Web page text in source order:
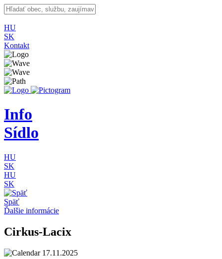
HU
SK
Kontakt
Info
Sídlo
HU
SK
HU
SK
Späť
Ďalšie informácie
Cirkus-Lacix
17.11.2025